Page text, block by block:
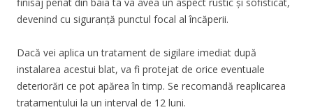
devenind cu siguranță punctul focal al încăperii.
Dacă vei aplica un tratament de sigilare imediat după
instalarea acestui blat, va fi protejat de orice eventuale
deteriorări ce pot apărea în timp. Se recomandă reaplicarea
tratamentului la un interval de 12 luni.